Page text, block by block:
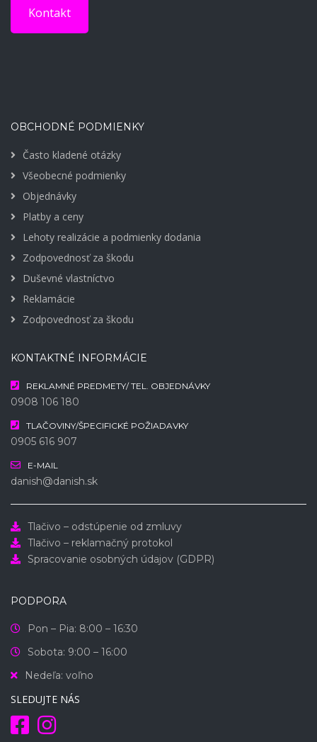
Kontakt
OBCHODNÉ PODMIENKY
Často kladené otázky
Všeobecné podmienky
Objednávky
Platby a ceny
Lehoty realizácie a podmienky dodania
Zodpovednosť za škodu
Duševné vlastníctvo
Reklamácie
Zodpovednosť za škodu
KONTAKTNÉ INFORMÁCIE
REKLAMNÉ PREDMETY/ TEL. OBJEDNÁVKY
0908 106 180
TLAČOVINY/ŠPECIFICKÉ POŽIADAVKY
0905 616 907
E-MAIL
danish@danish.sk
Tlačivo – odstúpenie od zmluvy
Tlačivo – reklamačný protokol
Spracovanie osobných údajov (GDPR)
PODPORA
Pon – Pia: 8:00 – 16:30
Sobota: 9:00 – 16:00
Nedeľa: voľno
SLEDUJTE NÁS